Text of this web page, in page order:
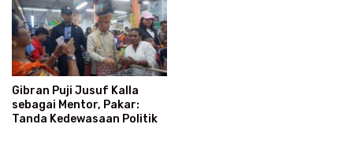
Gibran Puji Jusuf Kalla
sebagai Mentor, Pakar:
Tanda Kedewasaan Politik